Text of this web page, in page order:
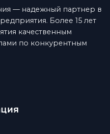
— надежный партнер в
Более 15 лет
качественным
по конкурентным